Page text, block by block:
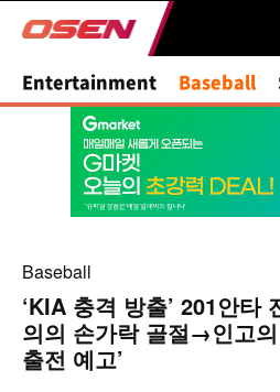
Entertainment Baseball
Baseball
‘KIA 충격 방출’ 201안
의의 손가락 골절→인고
출전 예고’